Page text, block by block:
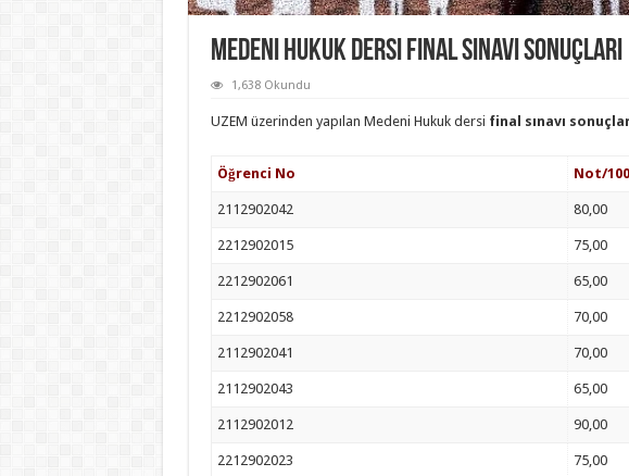
Medeni Hukuk Dersi Final Sınavı Sonuçları
1,638 Okundu
UZEM üzerinden yapılan Medeni Hukuk dersi final sınavı
Öğrenci No Not/
2112902042 80,00
2212902015 75,00
2212902061 65,00
2212902058 70,00
2112902041 70,00
2112902043 65,00
2112902012 90,00
2212902023 75,00